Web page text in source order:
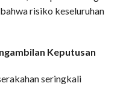
risiko keseluruhan
Keputusan
seringkali